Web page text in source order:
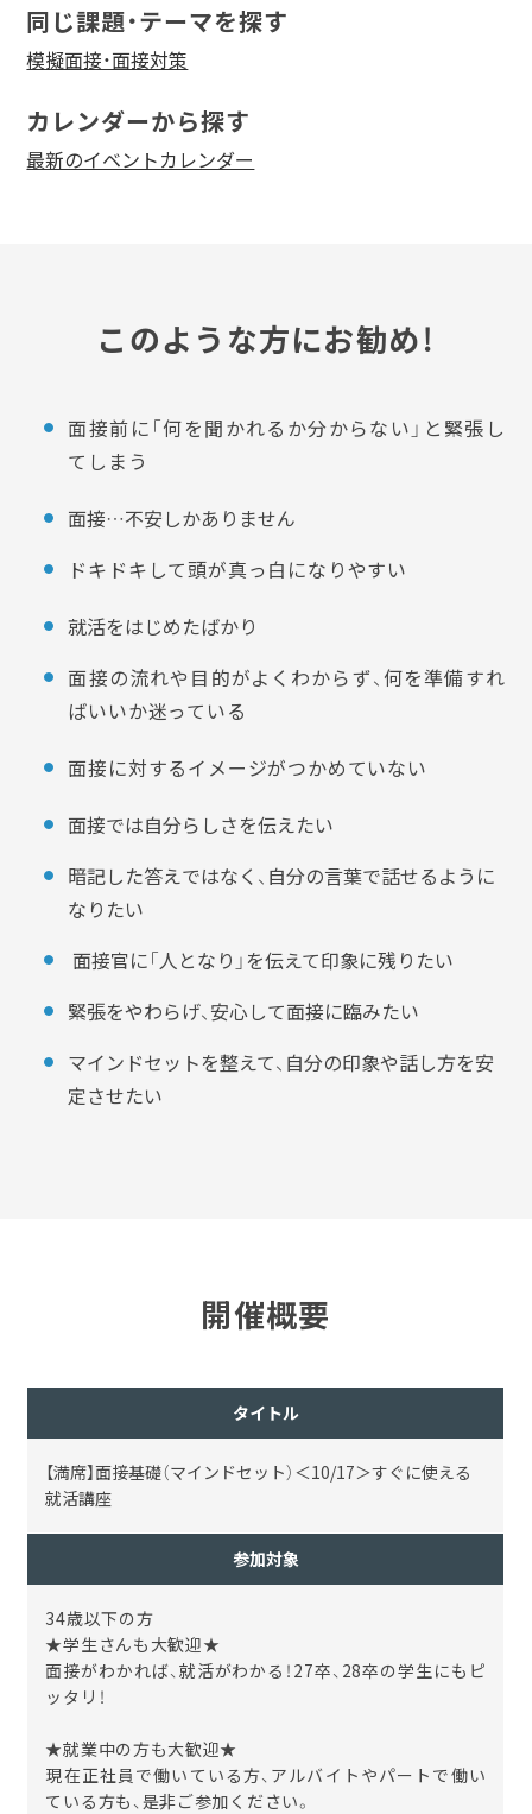
同じ課題・テーマを探す
模擬面接・面接対策
カレンダーから探す
最新のイベントカレンダー
このような方にお勧め！
面接前に「何を聞かれるか分からない」と緊張し
てしまう
面接…不安しかありません
ドキドキして頭が真っ白になりやすい
就活をはじめたばかり
面接の流れや目的がよくわからず、何を準備すれ
ばいいか迷っている
面接に対するイメージがつかめていない
面接では自分らしさを伝えたい
暗記した答えではなく、自分の言葉で話せるように
なりたい
面接官に「人となり」を伝えて印象に残りたい
緊張をやわらげ、安心して面接に臨みたい
マインドセットを整えて、自分の印象や話し方を安
定させたい
開催概要
タイトル
【満席】面接基礎（マインドセット）＜10/17＞すぐに使える
就活講座
参加対象
34歳以下の方
★学生さんも大歓迎★
面接がわかれば、就活がわかる！27卒、28卒の学生にもピ
ッタリ！
★就業中の方も大歓迎★
現在正社員で働いている方、アルバイトやパートで働い
ている方も、是非ご参加ください。